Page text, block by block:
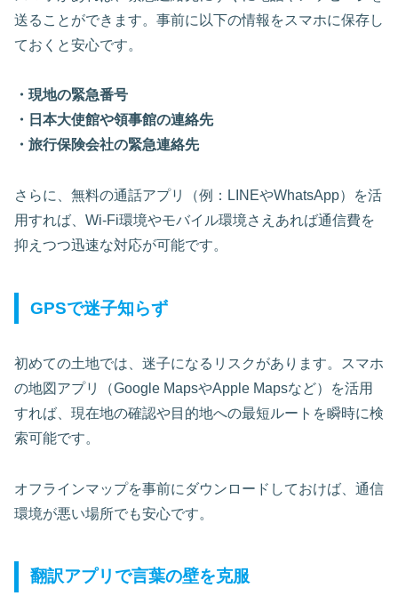
送ることができます。事前に以下の情報をスマホに保存し
ておくと安心です。
・現地の緊急番号
・日本大使館や領事館の連絡先
・旅行保険会社の緊急連絡先
さらに、無料の通話アプリ（例：LINEやWhatsApp）を活
用すれば、Wi-Fi環境やモバイル環境さえあれば通信費を
抑えつつ迅速な対応が可能です。
GPSで迷子知らず
初めての土地では、迷子になるリスクがあります。スマホ
の地図アプリ（Google MapsやApple Mapsなど）を活用
すれば、現在地の確認や目的地への最短ルートを瞬時に検
索可能です。
オフラインマップを事前にダウンロードしておけば、通信
環境が悪い場所でも安心です。
翻訳アプリで言葉の壁を克服